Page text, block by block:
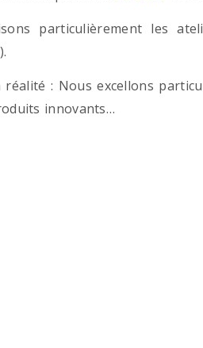
particulièrement les
réalité : Nous excellons
innovants…